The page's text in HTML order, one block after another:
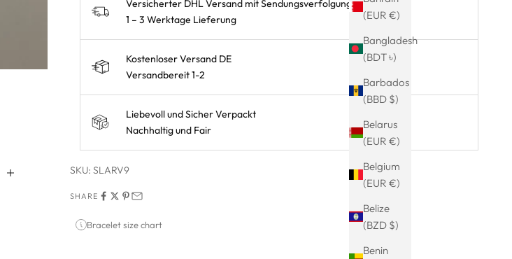
(EUR €)
Bangladesh
(BDT ৳)
Barbados
(BBD $)
Belarus
(EUR €)
Belgium
(EUR €)
Belize
(BZD $)
Benin
Versicherter DHL Versand mit Sendungsverfolgung
1 – 3 Werktage Lieferung
Kostenloser Versand DE
Versandbereit 1-2
Liebevoll und Sicher Verpackt
Nachhaltig und Fair
SKU: SLARV9
SHARE
Bracelet size chart